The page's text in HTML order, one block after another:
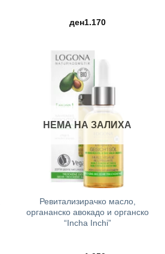
ден1.170
НЕМА НА ЗАЛИХА
Ревитализирачко масло,
органанско авокадо и органско
“Incha Inchi”